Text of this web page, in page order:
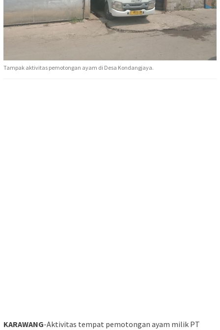
Tampak aktivitas pemotongan ayam di Desa Kondangjaya.
KARAWANG-Aktivitas tempat pemotongan ayam milik PT